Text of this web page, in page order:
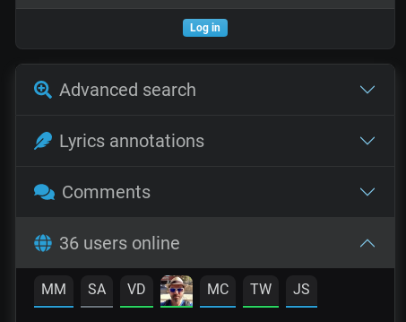
Log in
Advanced search
Lyrics annotations
Comments
36 users online
MM SA VD MC TW JS